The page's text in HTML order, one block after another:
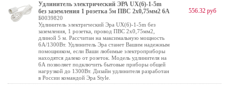
Удлинитель электрический ЭРА UX(6)-1-5m
без заземления 1 розетка 5м ПВС 2x0,75мм2 6А
Б0039820
Удлинитель электрический Эра UX(6)-1-5m без
заземления, 1 розетка, провод ПВС 2x0,75мм2,
длиной 5 м. Рассчитан на максимальную мощность
6А/1300Вт. Удлинитель Эра станет Вашим надежным
помощником, если Ваши любимые электроприборы
находятся далеко от розеток. Модель удлинителя на
6А позволяет подключить бытовые приборы общей
нагрузкой до 1300Вт. Дизайн удлинителя разработан
в России командой Эра Style.
556.32 руб